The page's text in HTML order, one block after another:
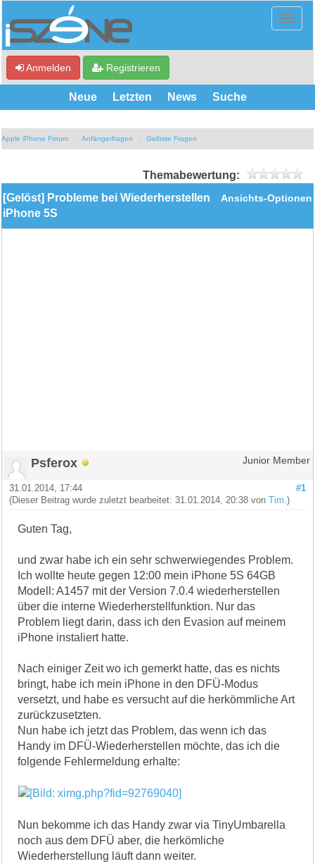
Anmelden Registrieren
Neue Letzten News Suche
Apple iPhone Forum Anfängerfragen Gelöste Fragen
Themabewertung:
Ansichts-Optionen
[Gelöst] Probleme bei Wiederherstellen
iPhone 5S
Psferox Junior Member
#1
31.01.2014, 17:44
(Dieser Beitrag wurde zuletzt bearbeitet: 31.01.2014, 20:38 vonTim .)
Guten Tag,
und zwar habe ich ein sehr schwerwiegendes Problem.
Ich wollte heute gegen 12:00 mein iPhone 5S 64GB
Modell: A1457 mit der Version 7.0.4 wiederherstellen
über die interne Wiederherstellfunktion. Nur das
Problem liegt darin, dass ich den Evasion auf meinem
iPhone instaliert hatte.
Nach einiger Zeit wo ich gemerkt hatte, das es nichts
bringt, habe ich mein iPhone in den DFÜ-Modus
versetzt, und habe es versucht auf die herkömmliche Art
zurückzusetzten.
Nun habe ich jetzt das Problem, das wenn ich das
Handy im DFÜ-Wiederherstellen möchte, das ich die
folgende Fehlermeldung erhalte:
Nun bekomme ich das Handy zwar via TinyUmbarella
noch aus dem DFÜ aber, die herkömliche
Wiederherstellung läuft dann weiter.